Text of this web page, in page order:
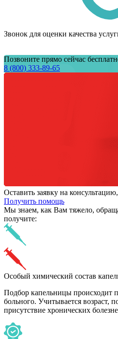
Звонок для оценки качества
Позвоните прямо сейчас
8 (800) 333-89-65
Оставить заявку на
Получить помощь
Мы знаем, как Вам тяжело,
получите:
Особый химический состав
Подбор капельницы происходит
больного. Учитывается возраст,
присутствие хронических